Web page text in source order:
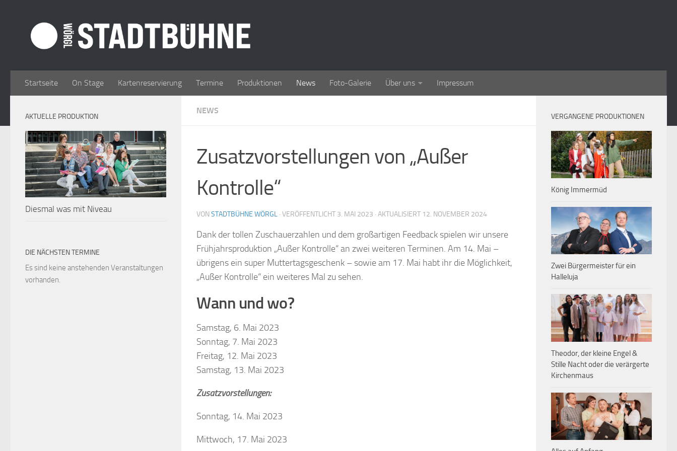
Startseite On Stage Kartenreservierung Termine Produktionen News Foto-Galerie Über uns Impressum
NEWS
Zusatzvorstellungen von „Außer
Kontrolle“
VON STADTBÜHNE WÖRGL · VERÖFFENTLICHT 3. MAI 2023 · AKTUALISIERT 12. NOVEMBER 2024
Dank der tollen Zuschauerzahlen und dem großartigen Feedback spielen wir unsere
Frühjahrsproduktion „Außer Kontrolle“ an zwei weiteren Terminen. Am 14. Mai –
übrigens ein super Muttertagsgeschenk – sowie am 17. Mai habt ihr die Möglichkeit,
„Außer Kontrolle“ ein weiteres Mal zu sehen.
Wann und wo?
Samstag, 6. Mai 2023
Sonntag, 7. Mai 2023
Freitag, 12. Mai 2023
Samstag, 13. Mai 2023
Zusatzvorstellungen:
Sonntag, 14. Mai 2023
Mittwoch, 17. Mai 2023
AKTUELLE PRODUKTION
Diesmal was mit Niveau
DIE NÄCHSTEN TERMINE
Es sind keine anstehenden Veranstaltungen
vorhanden.
VERGANGENE PRODUKTIONEN
König Immermüd
Zwei Bürgermeister für ein
Halleluja
Theodor, der kleine Engel &
Stille Nacht oder die verärgerte
Kirchenmaus